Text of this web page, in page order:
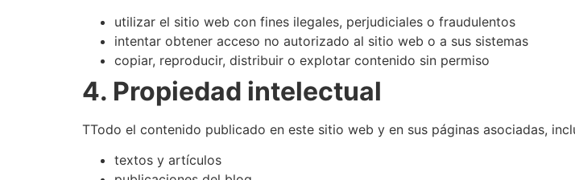
utilizar el sitio web con fines ilegales, perjudiciales o fraudulentos
intentar obtener acceso no autorizado al sitio web o a sus sistemas
copiar, reproducir, distribuir o explotar contenido sin permiso
4. Propiedad intelectual
TTodo el contenido publicado en este sitio web y en sus páginas asociadas,
textos y artículos